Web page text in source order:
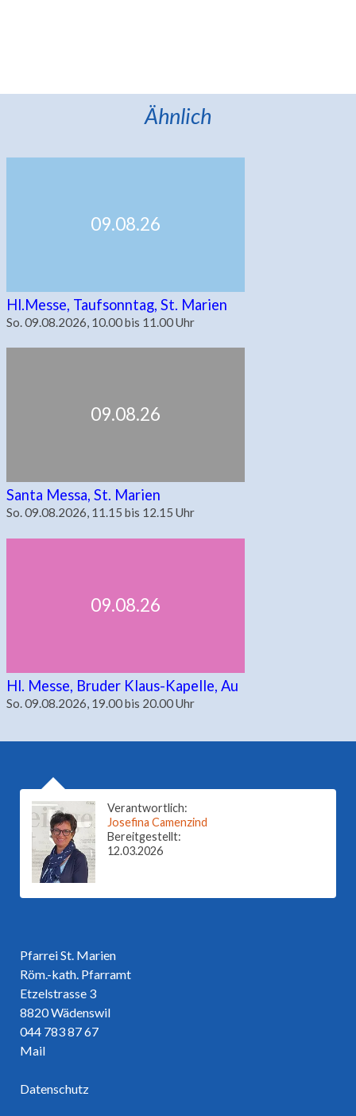
Ähnlich
09.08.26
Hl.Messe, Taufsonntag, St. Marien
So. 09.08.2026, 10.00 bis 11.00 Uhr
09.08.26
Santa Messa, St. Marien
So. 09.08.2026, 11.15 bis 12.15 Uhr
09.08.26
Hl. Messe, Bruder Klaus-Kapelle, Au
So. 09.08.2026, 19.00 bis 20.00 Uhr
Pfarrei St. Marien
Röm.-kath. Pfarramt
Etzelstrasse 3
8820 Wädenswil
044 783 87 67
Mail
Datenschutz
Verantwortlich:
Josefina Camenzind
Bereitgestellt:
12.03.2026